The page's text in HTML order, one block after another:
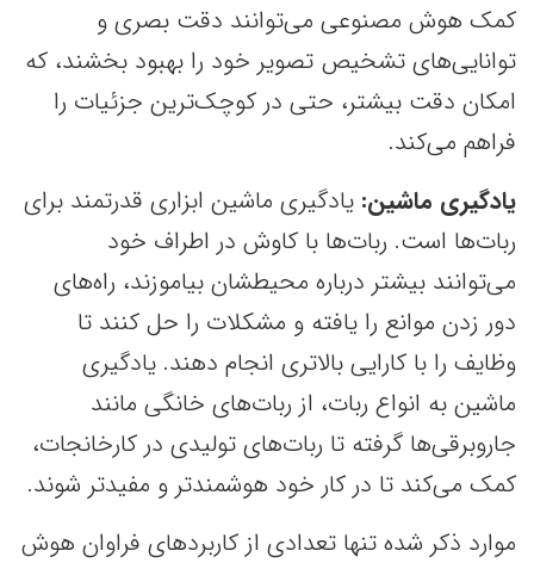
کمک هوش مصنوعی می‌توانند دقت بصری و
توانایی‌های تشخیص تصویر خود را بهبود بخشند، که
امکان دقت بیشتر، حتی در کوچک‌ترین جزئیات را
فراهم می‌کند.
یادگیری ماشین: یادگیری ماشین ابزاری قدرتمند برای
ربات‌ها است. ربات‌ها با کاوش در اطراف خود
می‌توانند بیشتر درباره محیطشان بیاموزند، راه‌های
دور زدن موانع را یافته و مشکلات را حل کنند تا
وظایف را با کارایی بالاتری انجام دهند. یادگیری
ماشین به انواع ربات‌، از ربات‌های خانگی مانند
جاروبرقی‌ها گرفته تا ربات‌های تولیدی در کارخانجات،
کمک می‌کند تا در کار خود هوشمندتر و مفیدتر شوند.
موارد ذکر شده تنها تعدادی از کاربردهای فراوان هوش